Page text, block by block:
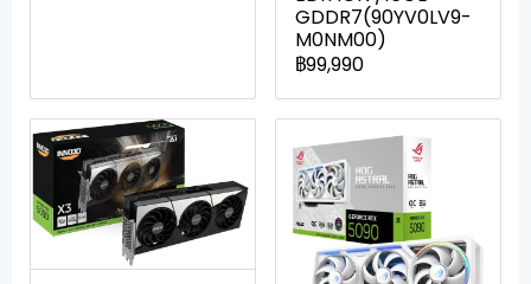
GDDR7(90YV0LV9-
M0NM00)
฿99,990